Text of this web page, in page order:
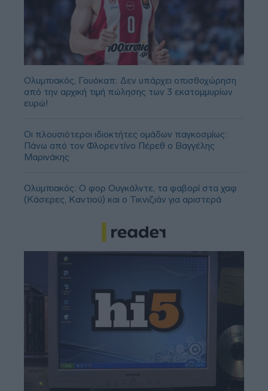
Ολυμπιακός, Γουόκαπ: Δεν υπάρχει οπισθοχώρηση
από την αρχική τιμή πώλησης των 3 εκατομμυρίων
ευρώ!
Οι πλουσιότεροι ιδιοκτήτες ομάδων παγκοσμίως:
Πάνω από τον Φλορεντίνο Πέρεθ ο Βαγγέλης
Μαρινάκης
Ολυμπιακός: Ο φορ Ουγκάλντε, τα φαβορί στα χαφ
(Κάσερες, Καντιού) και ο Τικνιζιάν για αριστερά